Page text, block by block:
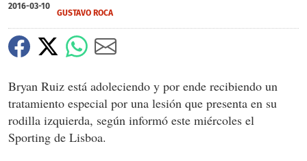
2016-03-10
GUSTAVO ROCA
Bryan Ruiz está adoleciendo y por ende recibiendo un
tratamiento especial por una lesión que presenta en su
rodilla izquierda, según informó este miércoles el
Sporting de Lisboa.